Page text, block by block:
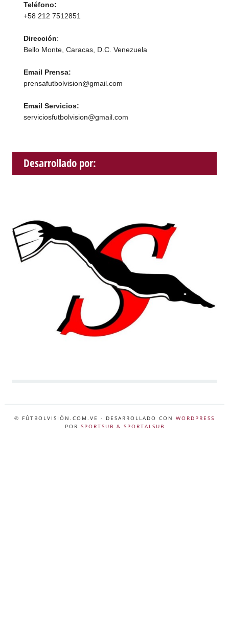
Teléfono:
+58 212 7512851
Dirección:
Bello Monte, Caracas, D.C. Venezuela
Email Prensa:
prensafutbolvision@gmail.com
Email Servicios:
serviciosfutbolvision@gmail.com
Desarrollado por:
© FÚTBOLVISIÓN.COM.VE - DESARROLLADO CON WORDPRESS
POR SPORTSUB & SPORTALSUB